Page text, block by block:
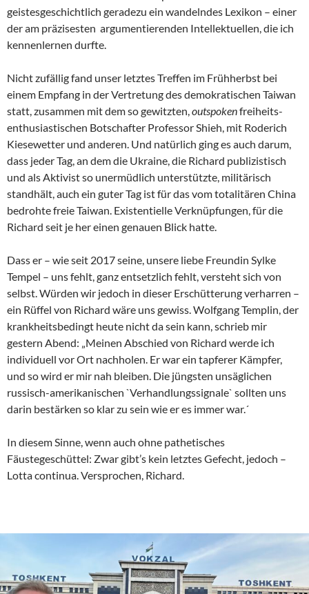
geistesgeschichtlich geradezu ein wandelndes Lexikon – einer
der am präzisesten argumentierenden Intellektuellen, die ich
kennenlernen durfte.
Nicht zufällig fand unser letztes Treffen im Frühherbst bei
einem Empfang in der Vertretung des demokratischen Taiwan
statt, zusammen mit dem so gewitzten,outspokenfreiheits-
enthusiastischen Botschafter Professor Shieh, mit Roderich
Kiesewetter und anderen. Und natürlich ging es auch darum,
dass jeder Tag, an dem die Ukraine, die Richard publizistisch
und als Aktivist so unermüdlich unterstützte, militärisch
standhält, auch ein guter Tag ist für das vom totalitären China
bedrohte freie Taiwan. Existentielle Verknüpfungen, für die
Richard seit je her einen genauen Blick hatte.
Dass er – wie seit 2017 seine, unsere liebe Freundin Sylke
Tempel – uns fehlt, ganz entsetzlich fehlt, versteht sich von
selbst. Würden wir jedoch in dieser Erschütterung verharren –
ein Rüffel von Richard wäre uns gewiss. Wolfgang Templin, der
krankheitsbedingt heute nicht da sein kann, schrieb mir
gestern Abend: „Meinen Abschied von Richard werde ich
individuell vor Ort nachholen. Er war ein tapferer Kämpfer,
und so wird er mir nah bleiben. Die jüngsten unsäglichen
russisch-amerikanischen `Verhandlungssignale` sollten uns
darin bestärken so klar zu sein wie er es immer war.´
In diesem Sinne, wenn auch ohne pathetisches
Fäustegeschüttel: Zwar gibt’s kein letztes Gefecht, jedoch –
Lotta continua. Versprochen, Richard.